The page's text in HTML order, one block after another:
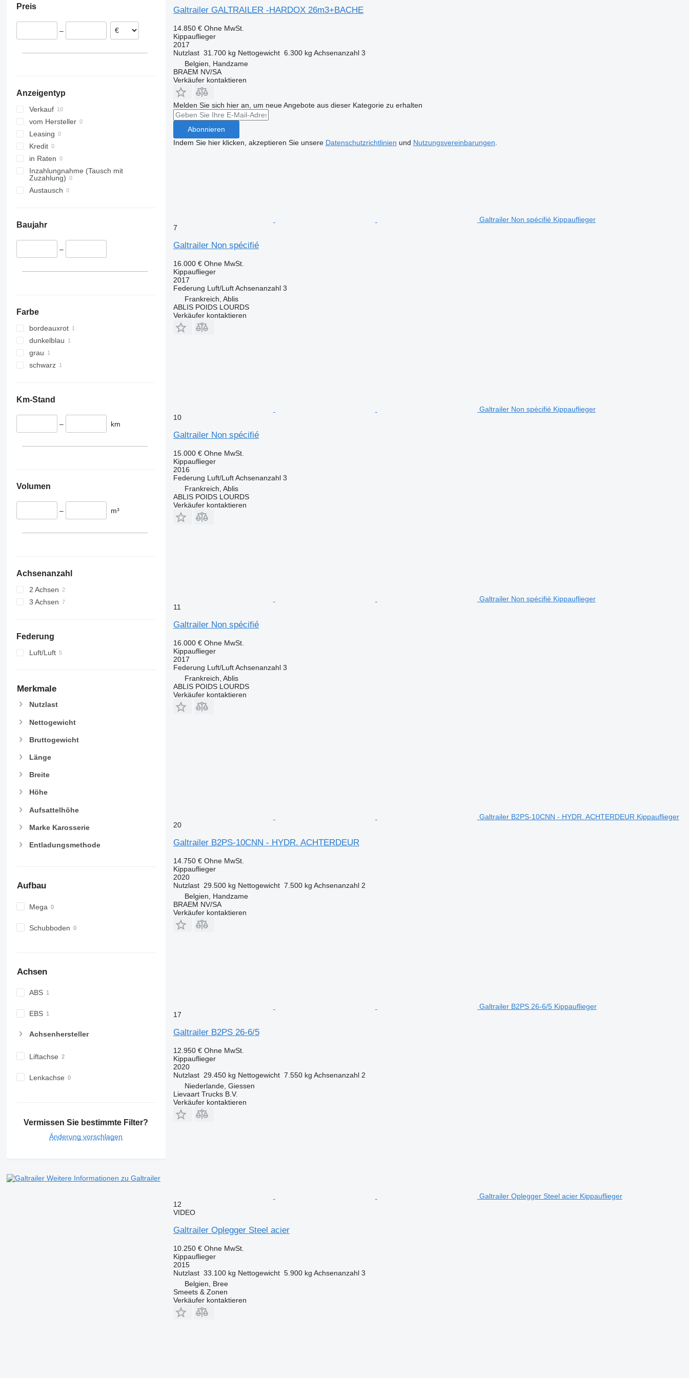
Portugal
Spanien
Preis
–
Anzeigentyp
Verkauf
vom Hersteller
Leasing
Kredit
in Raten
Inzahlungnahme (Tausch mit
Zuzahlung)
Austausch
Baujahr
–
Farbe
bordeauxrot
dunkelblau
grau
schwarz
Km-Stand
– km
Volumen
– m³
Achsenanzahl
2 Achsen
3 Achsen
Federung
Luft/Luft
Merkmale
Nutzlast
Nettogewicht
Bruttogewicht
Länge
Breite
Höhe
Aufsattelhöhe
Marke Karosserie
Entladungsmethode
Aufbau
Mega
Schubboden
Achsen
ABS
EBS
Achsenhersteller
Liftachse
Lenkachse
Vermissen Sie bestimmte Filter?
Änderung vorschlagen
Weitere Informationen zu Galtrailer
Galtrailer GALTRAILER -HARDOX 26m3+BACHE
14.850 € Ohne MwSt.
Kippauflieger
2017
Nutzlast 31.700 kg Nettogewicht 6.300 kg Achsenanzahl 3
Belgien, Handzame
BRAEM NV/SA
Verkäufer kontaktieren
Melden Sie sich hier an, um neue Angebote aus dieser Kategorie zu erhalten
Abonnieren
Indem Sie hier klicken, akzeptieren Sie unsere Datenschutzrichtlinien und Nutzungsvereinbarungen
Galtrailer Non spécifié Kippauflieger
7
Galtrailer Non spécifié
16.000 € Ohne MwSt.
Kippauflieger
2017
Federung Luft/Luft Achsenanzahl 3
Frankreich, Ablis
ABLIS POIDS LOURDS
Verkäufer kontaktieren
Galtrailer Non spécifié Kippauflieger
10
Galtrailer Non spécifié
15.000 € Ohne MwSt.
Kippauflieger
2016
Federung Luft/Luft Achsenanzahl 3
Frankreich, Ablis
ABLIS POIDS LOURDS
Verkäufer kontaktieren
Galtrailer Non spécifié Kippauflieger
11
Galtrailer Non spécifié
16.000 € Ohne MwSt.
Kippauflieger
2017
Federung Luft/Luft Achsenanzahl 3
Frankreich, Ablis
ABLIS POIDS LOURDS
Verkäufer kontaktieren
Galtrailer B2PS-10CNN - HYDR. ACHTERDEUR Kippauflieger
20
Galtrailer B2PS-10CNN - HYDR. ACHTERDEUR
14.750 € Ohne MwSt.
Kippauflieger
2020
Nutzlast 29.500 kg Nettogewicht 7.500 kg Achsenanzahl 2
Belgien, Handzame
BRAEM NV/SA
Verkäufer kontaktieren
Galtrailer B2PS 26-6/5 Kippauflieger
17
Galtrailer B2PS 26-6/5
12.950 € Ohne MwSt.
Kippauflieger
2020
Nutzlast 29.450 kg Nettogewicht 7.550 kg Achsenanzahl 2
Niederlande, Giessen
Lievaart Trucks B.V.
Verkäufer kontaktieren
Galtrailer Oplegger Steel acier Kippauflieger
12
VIDEO
Galtrailer Oplegger Steel acier
10.250 € Ohne MwSt.
Kippauflieger
2015
Nutzlast 33.100 kg Nettogewicht 5.900 kg Achsenanzahl 3
Belgien, Bree
Smeets & Zonen
Verkäufer kontaktieren